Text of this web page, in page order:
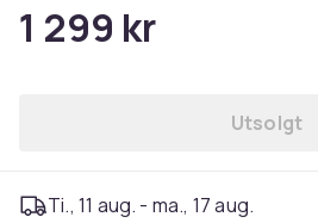
1 299 kr
Utsolgt
Ti., 11 aug. - ma., 17 aug.